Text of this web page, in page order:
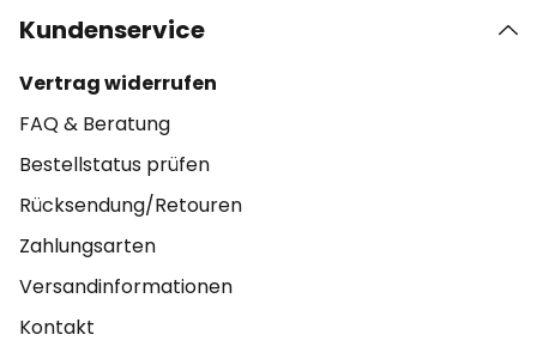
Kundenservice
Vertrag widerrufen
FAQ & Beratung
Bestellstatus prüfen
Rücksendung/Retouren
Zahlungsarten
Versandinformationen
Kontakt